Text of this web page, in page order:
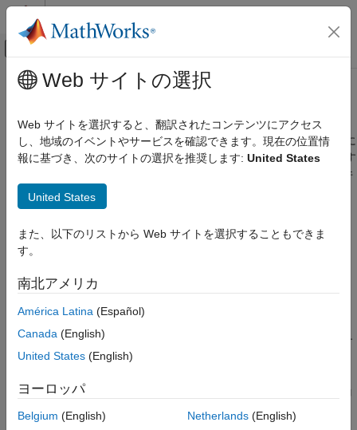
コンテンツへスキップ
オフキャンバス ナビゲーション メ
ドキュメンテーションのホーム
MATLAB Coder
コード生成
項目一覧
コード置換ライブラリ
参考
メインコンテンツ
コード置換とは
コード置換とは、アプリケーション コードの要件を満たすために
コード ジェネレーターが生成するコードの関数と演算子を変更す
る手法です。たとえば、生成コードを置き換えて次のような要件
を満たすことができます。
い、特定の実行時環境向けの最適化
AUTOSAR などの規格への準拠
非有限数またはインラインのサポートを有効または無効にす
るなどのコードの動作の変更
以下のようなアプリケーションまたはプロジェクト固有のコ
Web サイトの選択
Web サイトを選択すると、翻訳されたコンテンツにアクセス
し、地域のイベントやサービスを確認できます。現在の位置情
報に基づき、次のサイトの選択を推奨します: United States
United States
また、以下のリストから Web サイトを選択することもできま
す。
南北アメリカ
América Latina (Español)
Canada (English)
United States (English)
ヨーロッパ
Belgium (English)
Netherlands(English)